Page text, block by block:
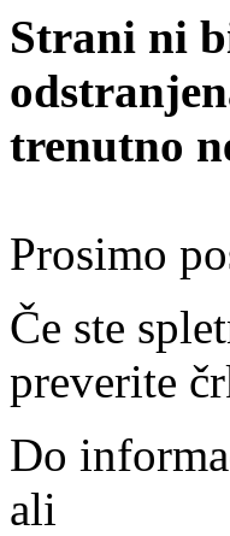
Strani ni
trenutno
Prosimo
Če ste
preverite
Do
ali